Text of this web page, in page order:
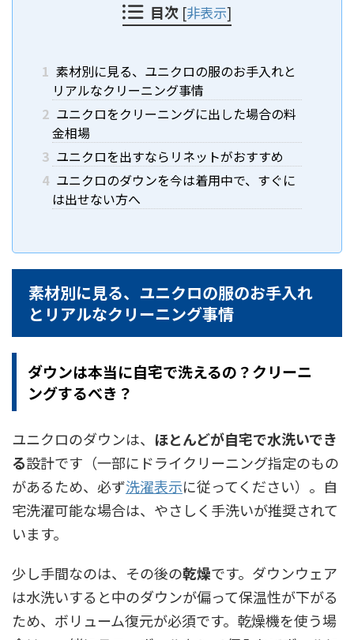
目次 [非表示]
1 素材別に見る、ユニクロの服のお手入れと
リアルなクリーニング事情
2 ユニクロをクリーニングに出した場合の料
金相場
3 ユニクロを出すならリネットがおすすめ
4 ユニクロのダウンを今は着用中で、すぐに
は出せない方へ
素材別に見る、ユニクロの服のお手入れ
とリアルなクリーニング事情
ダウンは本当に自宅で洗えるの？クリーニ
ングするべき？
ユニクロのダウンは、 ほとんどが自宅で水洗いでき
る設計です（一部にドライクリーニング指定のもの
があるため、必ず洗濯表示に従ってください）。自
宅洗濯可能な場合は、やさしく手洗いが推奨されて
います。
少し手間なのは、その後の乾燥です。ダウンウェア
は水洗いすると中のダウンが偏って保温性が下がる
ため、ボリューム復元が必須です。乾燥機を使う場